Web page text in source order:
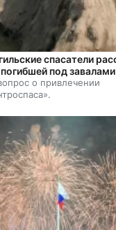
спасатели
под
о привлечении